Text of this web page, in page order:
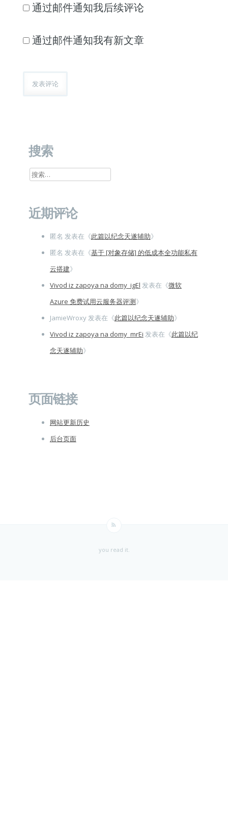
通过邮件通知我后续评论
通过邮件通知我有新文章
搜索
搜
近期评论
匿名 发表在《此篇以纪念天遂辅助》
匿名 发表在《基于 [对象存储] 的低成本全功能私有
云搭建》
Vivod iz zapoya na domy_igEl 发表在《微软
Azure 免费试用云服务器评测》
JamieWroxy发表在《此篇以纪念天遂辅助》
Vivod iz zapoya na domy_mrEi 发表在《此篇以纪
念天遂辅助》
页面链接
网站更新历史
后台页面
you read it.